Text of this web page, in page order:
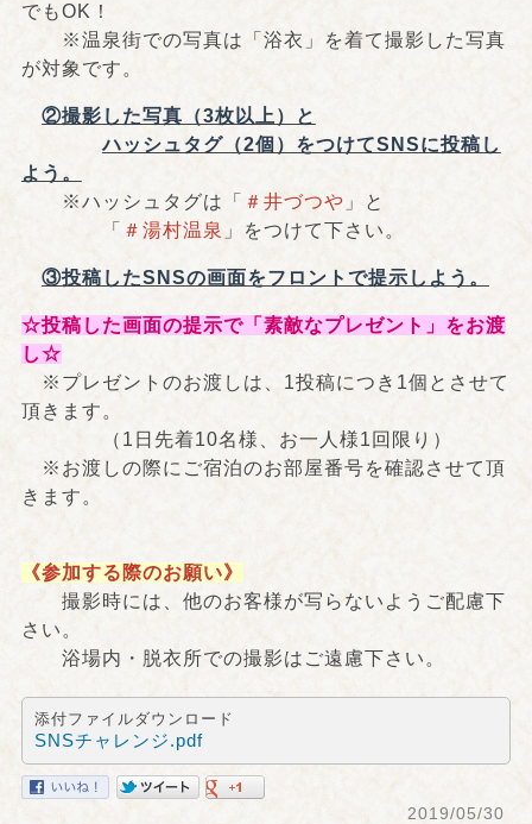
でもOK！
※温泉街での写真は「浴衣」を着て撮影した写真
が対象です。
②撮影した写真（3枚以上）と
ハッシュタグ（2個）をつけてSNSに投稿し
よう。
※ハッシュタグは「 ＃井づつや 」と
「 ＃湯村温泉 」をつけて下さい。
③投稿したSNSの画面をフロントで提示しよう。
☆投稿した画面の提示で「素敵なプレゼント」をお渡
し☆
※プレゼントのお渡しは、1投稿につき1個とさせて
頂きます。
（1日先着10名様、お一人様1回限り）
※お渡しの際にご宿泊のお部屋番号を確認させて頂
きます。
《参加する際のお願い》
撮影時には、他のお客様が写らないようご配慮下
さい。
浴場内・脱衣所での撮影はご遠慮下さい。
添付ファイルダウンロード
SNSチャレンジ.pdf
2019/05/30